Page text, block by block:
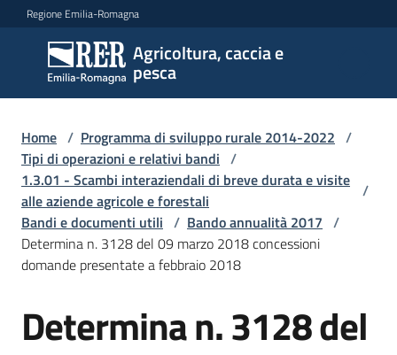
Vai al contenuto
Vai alla navigazione
Vai al footer
Regione Emilia-Romagna
Agricoltura, caccia e
pesca
Agricoltura,
caccia e
pesca
Argomenti
Novità
Servizi
Home / Programma di sviluppo rurale 2014-2022 /
Tipi di operazioni e relativi bandi /
1.3.01 - Scambi interaziendali di breve durata e visite
alle aziende agricole e forestali
/
Bandi e documenti utili / Bando annualità 2017 /
Determina n. 3128 del 09 marzo 2018 concessioni
domande presentate a febbraio 2018
Determina n. 3128 del